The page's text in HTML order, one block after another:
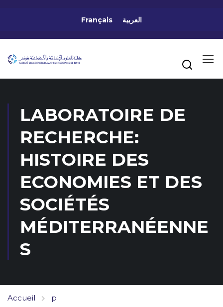
Français العربية
LABORATOIRE DE
RECHERCHE:
HISTOIRE DES
ECONOMIES ET DES
SOCIÉTÉS
MÉDITERRANÉENNE
S
Accueil p